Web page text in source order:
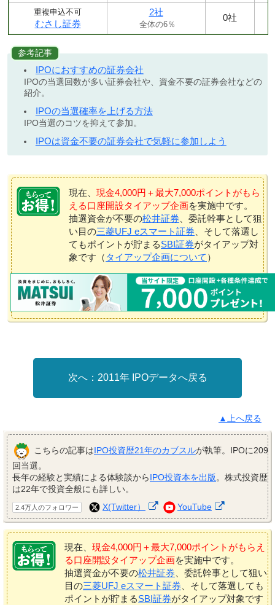
重複申込不可
むさし証券
2社
全体の6％
0社
参考記事
IPOにおすすめの証券会社
IPOの当選回数が多い証券会社や、資金不要の証券会社などの
紹介。
IPOの当選確率を上げる方法
IPO当選のコツを抑えて参加。
IPOは資金不要の証券会社で気軽に参加しよう
現在、 現金4,000円＋最大7,000ポイントがもら
える口座開設タイアップ企画を実施中です。
抽選資金が不要の松井証券 、委託幹事として狙
い目の三菱UFJ eスマート証券 、そして落選し
てもポイントが貯まるSBI証券がタイアップ対
象です（ タイアップ企画について ）
2011年 IPOデータへ戻る
▲上へ戻る
こちらの記事はIPO投資歴21年のカブスルが執筆。IPOに209
回当選。
長年の経験と実績による体験談からIPO投資本を出版。株式投資歴
は22年で投資全般にも詳しい。
2.4万人のフォロワー X(Twitter） YouTube
現在、 現金4,000円＋最大7,000ポイントがもらえ
る口座開設タイアップ企画を実施中です。
抽選資金が不要の松井証券、委託幹事として狙い
目の三菱UFJ eスマート証券、そして落選しても
ポイントが貯まるSBI証券がタイアップ対象です